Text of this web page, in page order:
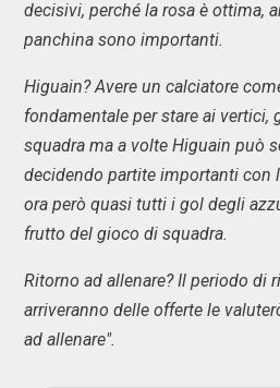
decisivi, perché la rosa è ottima,
panchina sono importanti.
Higuain? Avere un calciatore
fondamentale per stare ai vertici,
squadra ma a volte Higuain può
decidendo partite importanti con
ora però quasi tutti i gol degli
frutto del gioco di squadra.
Ritorno ad allenare? Il periodo di
arriveranno delle offerte le
ad allenare".